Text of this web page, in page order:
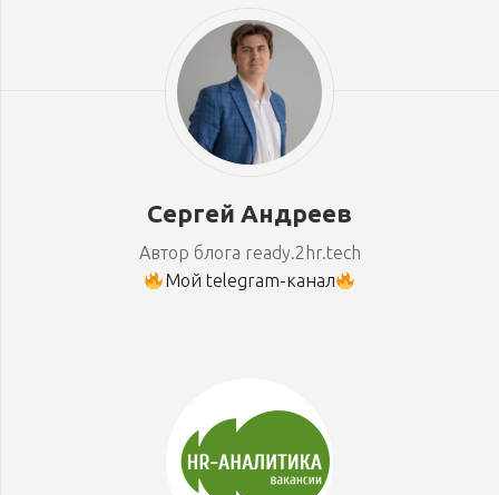
Сергей Андреев
Автор блога ready.2hr.tech
Мой telegram-канал